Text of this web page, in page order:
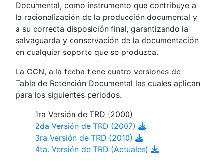
Documental, como instrumento que contribuye a
la racionalización de la producción documental y
a su correcta disposición final, garantizando la
salvaguarda y conservación de la documentación
en cualquier soporte que se produzca.
La CGN, a la fecha tiene cuatro versiones de
Tabla de Retención Documental las cuales aplican
para los siguientes periodos.
1ra Versión de TRD (2000)
2da Versión de TRD (2007)
3ra Versión de TRD (2010)
4ta. Versión de TRD (Actuales)